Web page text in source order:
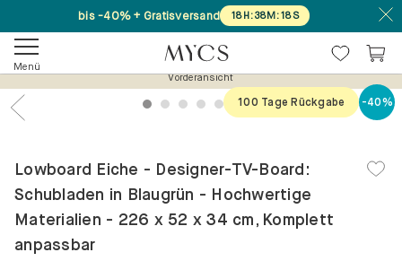
bis -40% + Gratisversand 18H:38M:18S
Menü
Vorderansicht
1 2 3 4 5 6 7
100 Tage Rückgabe -40%
Lowboard Eiche - Designer-TV-Board:
Schubladen in Blaugrün - Hochwertige
Materialien - 226 x 52 x 34 cm, Komplett
anpassbar